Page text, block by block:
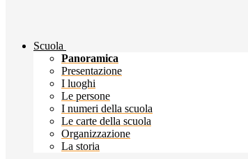
Scuola
Panoramica
Presentazione
I luoghi
Le persone
I numeri della scuola
Le carte della scuola
Organizzazione
La storia